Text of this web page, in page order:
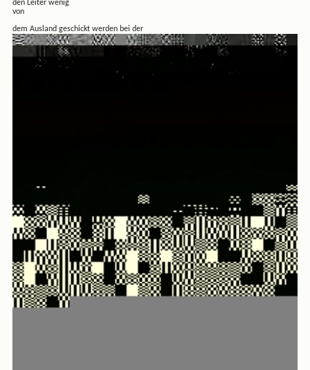
den Leiter wenig
von
dem Ausland geschickt werden bei der